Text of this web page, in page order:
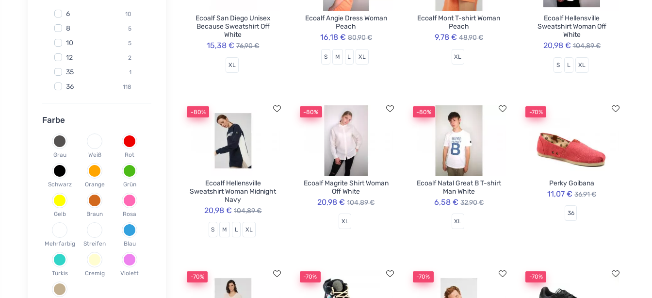
Officina Naturae 6
OnlyBio 1
Endles by Econea 3
Pinke Welle 3
1
Jack n Jill 35
5
1
Circular Cup 1
Neobotanics 17
6 10
8 5
10 5
12 2
35 1
36 118
37
40 58
41
42 35
43 26
44
18
46
XS 3
S
M 40
L
Farbe
Grau Weiß Rot
Schwarz Orange Grün
Gelb Braun Rosa
Mehrfarbig Streifen Blau
Türkis Cremig Violett
Ecoalf San Diego Unisex
Because Sweatshirt Off
White
15,38 € 76,90 €
XL
Ecoalf Angie Dress Woman
Peach
16,18 € 80,90 €
S M L XL
Ecoalf Mont T-shirt Woman
Peach
9,78 € 48,90 €
XL
Ecoalf Hellensville
Sweatshirt Woman Off
White
20,98 € 104,89 €
S L XL
-80%
Ecoalf Hellensville
Sweatshirt Woman Midnight
Navy
20,98 € 104,89 €
S M L XL
-80%
Ecoalf Magrite Shirt Woman
Off White
20,98 € 104,89 €
XL
-80%
Ecoalf Natal Great B T-shirt
Man White
6,58 € 32,90 €
XL
-70%
Perky Goibana
11,07 € 36,91 €
36
-70% -70% -70% -70%